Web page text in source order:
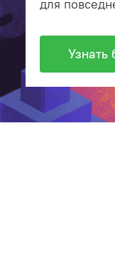
для
Узнать